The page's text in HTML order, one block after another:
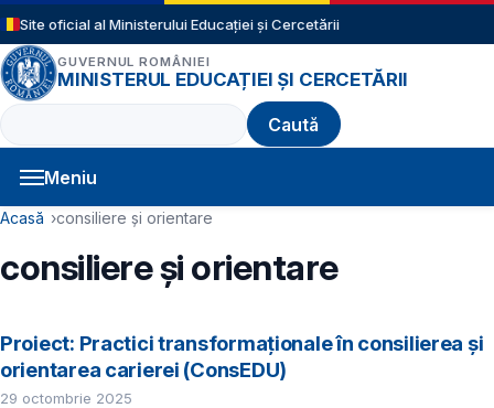
Sari la conținutul principal
Site oficial al Ministerului Educației și Cercetării
GUVERNUL ROMÂNIEI
MINISTERUL EDUCAȚIEI ȘI CERCETĂRII
Caută
Meniu
Navigație principală
Cale de navigare
Acasă consiliere și orientare
consiliere și orientare
Proiect: Practici transformaționale în consilierea și
orientarea carierei (ConsEDU)
29 octombrie 2025